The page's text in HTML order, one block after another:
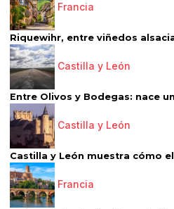
Francia
Riquewihr, entre viñedos
Castilla y León
Entre Olivos y Bodegas: nace
Castilla y León
Castilla y León muestra cómo
Francia